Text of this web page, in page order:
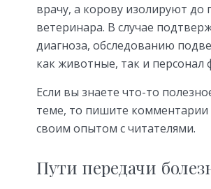
врачу, а корову изолируют до
ветеринара. В случае
диагноза, обследованию
как животные, так и персонал
Если вы знаете что-то
теме, то пишите комментарии
своим опытом с читателями.
Пути передачи